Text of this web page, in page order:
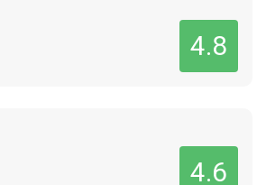
4.8
4.6